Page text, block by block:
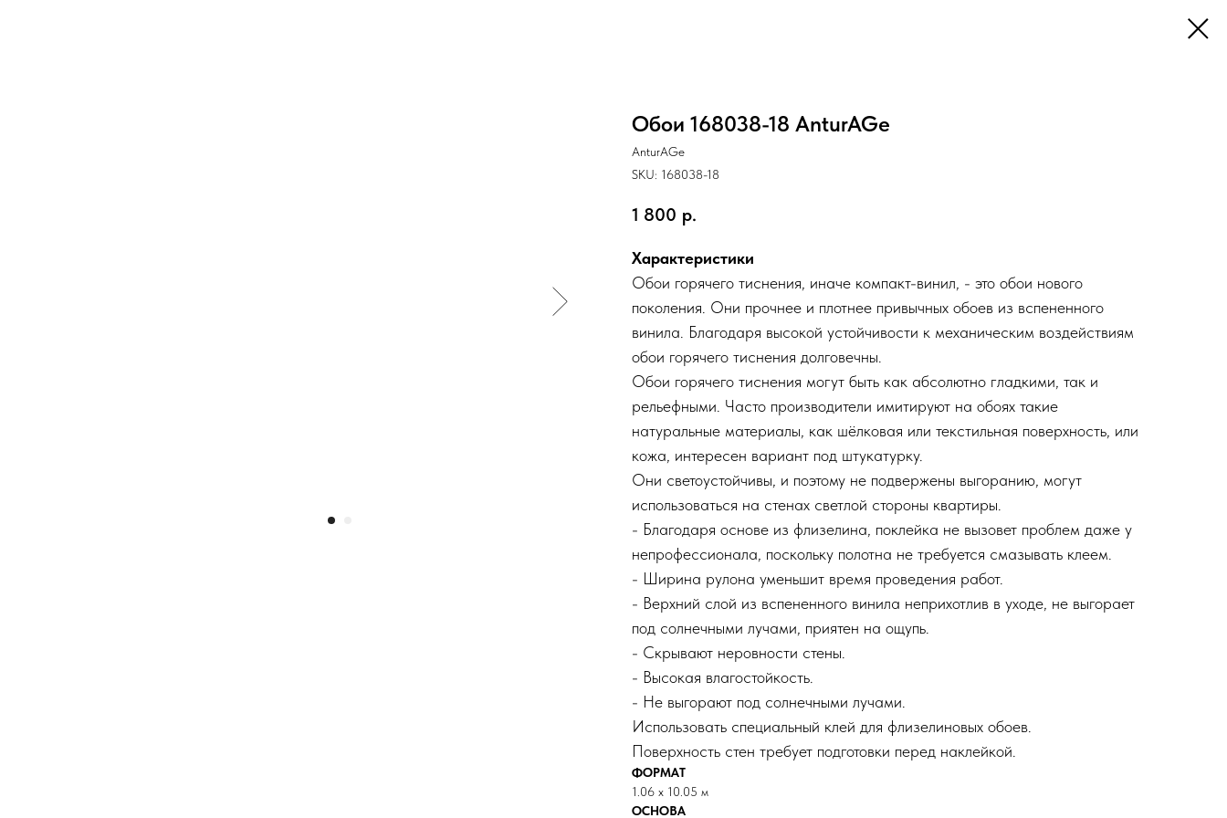
Обои 168038-18 AnturAGe
AnturAGe
SKU: 168038-18
1 800 р.
Характеристики
Обои горячего тиснения, иначе компакт-винил, - это обои нового
поколения. Они прочнее и плотнее привычных обоев из вспененного
винила. Благодаря высокой устойчивости к механическим воздействиям
обои горячего тиснения долговечны.
Обои горячего тиснения могут быть как абсолютно гладкими, так и
рельефными. Часто производители имитируют на обоях такие
натуральные материалы, как шёлковая или текстильная поверхность, или
кожа, интересен вариант под штукатурку.
Они светоустойчивы, и поэтому не подвержены выгоранию, могут
использоваться на стенах светлой стороны квартиры.
- Благодаря основе из флизелина, поклейка не вызовет проблем даже у
непрофессионала, поскольку полотна не требуется смазывать клеем.
- Ширина рулона уменьшит время проведения работ.
- Верхний слой из вспененного винила неприхотлив в уходе, не выгорает
под солнечными лучами, приятен на ощупь.
- Скрывают неровности стены.
- Высокая влагостойкость.
- Не выгорают под солнечными лучами.
Использовать специальный клей для флизелиновых обоев.
Поверхность стен требует подготовки перед наклейкой.
ФОРМАТ
1.06 x 10.05 м
ОСНОВА